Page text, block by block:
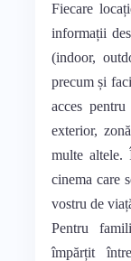
Fiecare
informații
(indoor,
precum și
acces
exterior,
multe altele.
cinema care
vostru de
Pentru
împărțit